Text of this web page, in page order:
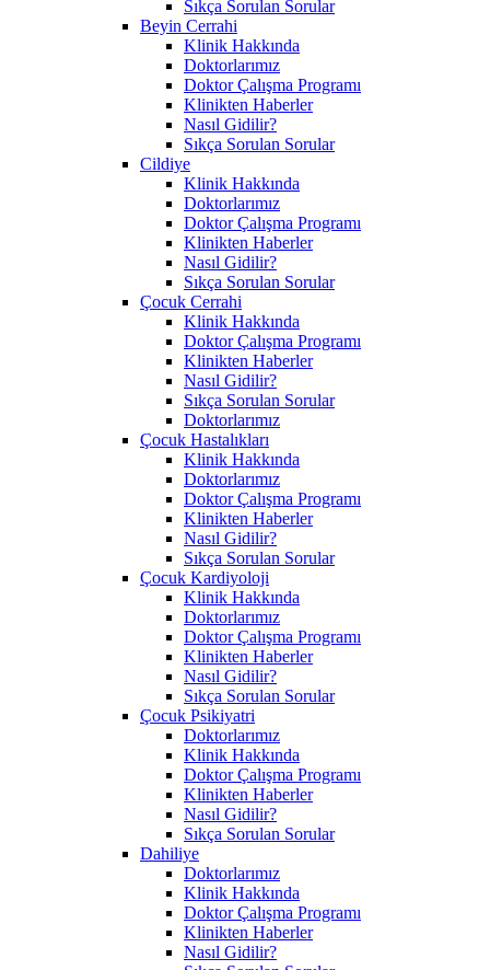
Sıkça Sorulan Sorular
Beyin Cerrahi
Klinik Hakkında
Doktorlarımız
Doktor Çalışma Programı
Klinikten Haberler
Nasıl Gidilir?
Sıkça Sorulan Sorular
Cildiye
Klinik Hakkında
Doktorlarımız
Doktor Çalışma Programı
Klinikten Haberler
Nasıl Gidilir?
Sıkça Sorulan Sorular
Çocuk Cerrahi
Klinik Hakkında
Doktor Çalışma Programı
Klinikten Haberler
Nasıl Gidilir?
Sıkça Sorulan Sorular
Doktorlarımız
Çocuk Hastalıkları
Klinik Hakkında
Doktorlarımız
Doktor Çalışma Programı
Klinikten Haberler
Nasıl Gidilir?
Sıkça Sorulan Sorular
Çocuk Kardiyoloji
Klinik Hakkında
Doktorlarımız
Doktor Çalışma Programı
Klinikten Haberler
Nasıl Gidilir?
Sıkça Sorulan Sorular
Çocuk Psikiyatri
Doktorlarımız
Klinik Hakkında
Doktor Çalışma Programı
Klinikten Haberler
Nasıl Gidilir?
Sıkça Sorulan Sorular
Dahiliye
Doktorlarımız
Klinik Hakkında
Doktor Çalışma Programı
Klinikten Haberler
Nasıl Gidilir?